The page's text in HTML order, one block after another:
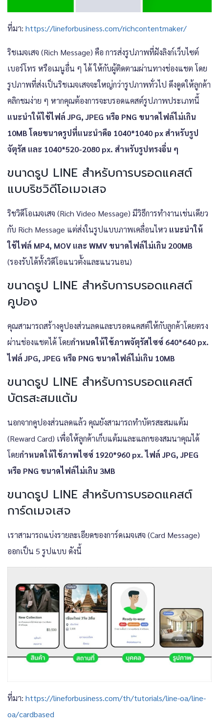
ที่มา: https://lineforbusiness.com/richcontentmaker/
ริชเมจเสจ (Rich Message) คือ การส่งรูปภาพที่ฝังลิงก์เว็บไซต์
เบอร์โทร หรือเมนูอื่น ๆ ได้ ให้กับผู้ติดตามผ่านทางช่องแชต โดย
รูปภาพที่ส่งเป็นริชเมจเสจจะใหญ่กว่ารูปภาพทั่วไป ดึงดูดให้ลูกค้า
คลิกชมง่าย ๆ หากคุณต้องการจะบรอดแคสต์รูปภาพประเภทนี้
แนะนำให้ใช้ไฟล์ JPG, JPEG หรือ PNG ขนาดไฟล์ไม่เกิน
10MB โดยขนาดรูปที่แนะนำคือ 1040*1040 px สำหรับรูป
จัตุรัส และ 1040*520-2080 px. สำหรับรูปทรงอื่น ๆ
ขนาดรูป LINE สำหรับการบรอดแคสต์
แบบริชวิดีโอเมจเสจ
ริชวิดีโอเมจเสจ (Rich Video Message) มีวิธีการทำงานเช่นเดียว
กับ Rich Message แต่ส่งในรูปแบบภาพเคลื่อนไหว แนะนำให้
ใช้ไฟล์ MP4, MOV และ WMV ขนาดไฟล์ไม่เกิน 200MB
(รองรับได้ทั้งวิดีโอแนวตั้งและแนวนอน)
ขนาดรูป LINE สำหรับการบรอดแคสต์
คูปอง
คุณสามารถสร้างคูปองส่วนลดและบรอดแคสต์ให้กับลูกค้าโดยตรง
ผ่านช่องแชตได้ โดยกำหนดให้ใช้ภาพจัตุรัสไซซ์ 640*640 px.
ไฟล์ JPG, JPEG หรือ PNG ขนาดไฟล์ไม่เกิน 10MB
ขนาดรูป LINE สำหรับการบรอดแคสต์
บัตรสะสมแต้ม
นอกจากคูปองส่วนลดแล้ว คุณยังสามารถทำบัตรสะสมแต้ม
(Reward Card) เพื่อให้ลูกค้าเก็บแต้มและแลกของสมนาคุณได้
โดยกำหนดให้ใช้ภาพไซซ์ 1920*960 px. ไฟล์ JPG, JPEG
หรือ PNG ขนาดไฟล์ไม่เกิน 3MB
ขนาดรูป LINE สำหรับการบรอดแคสต์
การ์ดเมจเสจ
เราสามารถแบ่งรายละเอียดของการ์ดเมจเสจ (Card Message)
ออกเป็น 5 รูปแบบ ดังนี้
ที่มา: https://lineforbusiness.com/th/tutorials/line-oa/line-
oa/cardbased